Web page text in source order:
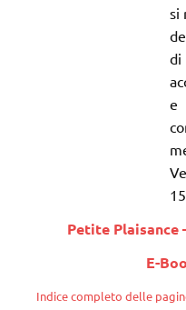
si
di
e
Petite Plaisance
E-
Indice completo delle